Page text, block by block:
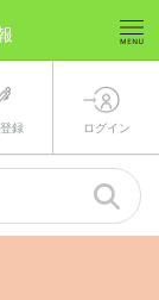
録 ログイン